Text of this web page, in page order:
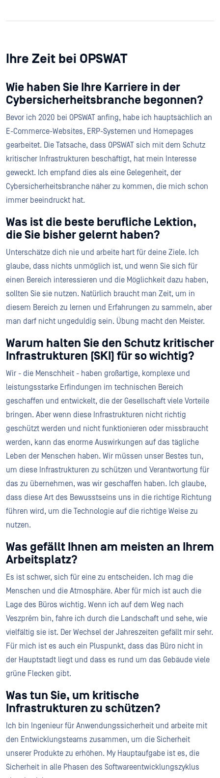
Ihre Zeit bei OPSWAT
Wie haben Sie Ihre Karriere in der
Cybersicherheitsbranche begonnen?
Bevor ich 2020 bei OPSWAT anfing, habe ich hauptsächlich an
E-Commerce-Websites, ERP-Systemen und Homepages
gearbeitet. Die Tatsache, dass OPSWAT sich mit dem Schutz
kritischer Infrastrukturen beschäftigt, hat mein Interesse
geweckt. Ich empfand dies als eine Gelegenheit, der
Cybersicherheitsbranche näher zu kommen, die mich schon
immer beeindruckt hat.
Was ist die beste berufliche Lektion,
die Sie bisher gelernt haben?
Unterschätze dich nie und arbeite hart für deine Ziele. Ich
glaube, dass nichts unmöglich ist, und wenn Sie sich für
einen Bereich interessieren und die Möglichkeit dazu haben,
sollten Sie sie nutzen. Natürlich braucht man Zeit, um in
diesem Bereich zu lernen und Erfahrungen zu sammeln, aber
man darf nicht ungeduldig sein. Übung macht den Meister.
Warum halten Sie den Schutz kritischer
Infrastrukturen (SKI) für so wichtig?
Wir - die Menschheit - haben großartige, komplexe und
leistungsstarke Erfindungen im technischen Bereich
geschaffen und entwickelt, die der Gesellschaft viele Vorteile
bringen. Aber wenn diese Infrastrukturen nicht richtig
geschützt werden und nicht funktionieren oder missbraucht
werden, kann das enorme Auswirkungen auf das tägliche
Leben der Menschen haben. Wir müssen unser Bestes tun,
um diese Infrastrukturen zu schützen und Verantwortung für
das zu übernehmen, was wir geschaffen haben. Ich glaube,
dass diese Art des Bewusstseins uns in die richtige Richtung
führen wird, um die Technologie auf die richtige Weise zu
nutzen.
Was gefällt Ihnen am meisten an Ihrem
Arbeitsplatz?
Es ist schwer, sich für eine zu entscheiden. Ich mag die
Menschen und die Atmosphäre. Aber für mich ist auch die
Lage des Büros wichtig. Wenn ich auf dem Weg nach
Veszprém bin, fahre ich durch die Landschaft und sehe, wie
vielfältig sie ist. Der Wechsel der Jahreszeiten gefällt mir sehr.
Für mich ist es auch ein Pluspunkt, dass das Büro nicht in
der Hauptstadt liegt und dass es rund um das Gebäude viele
grüne Flecken gibt.
Was tun Sie, um kritische
Infrastrukturen zu schützen?
Ich bin Ingenieur für Anwendungssicherheit und arbeite mit
den Entwicklungsteams zusammen, um die Sicherheit
unserer Produkte zu erhöhen. My Hauptaufgabe ist es, die
Sicherheit in alle Phasen des Softwareentwicklungszyklus